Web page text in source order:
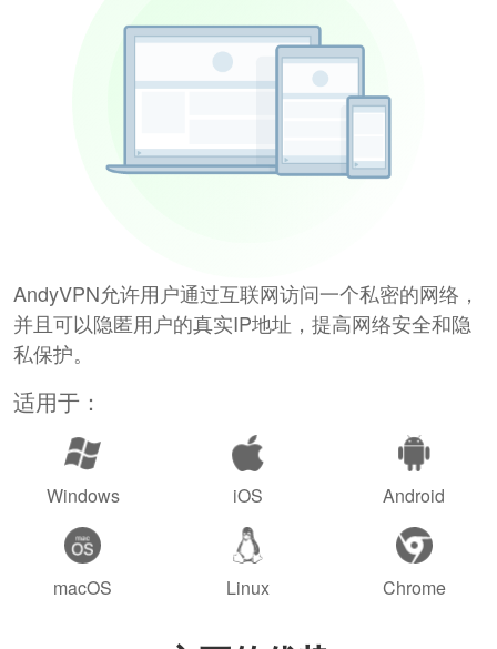
AndyVPN允许用户通过互联网访问一个私密的网络，
并且可以隐匿用户的真实IP地址，提高网络安全和隐
私保护。
适用于：
Windows iOS Android
macOS Linux Chrome